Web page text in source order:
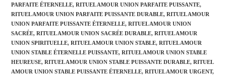
PARFAITE ÉTERNELLE, RITUEL AMOUR UNION PARFAITE PUISSANTE,
RITUEL AMOUR UNION PARFAITE PUISSANTE DURABLE, RITUEL AMOUR
UNION PARFAITE PUISSANTE ÉTERNELLE, RITUEL AMOUR UNION
SACRÉE, RITUEL AMOUR UNION SACRÉE DURABLE, RITUEL AMOUR
UNION SPIRITUELLE, RITUEL AMOUR UNION STABLE, RITUEL AMOUR
UNION STABLE ÉTERNELLE PUISSANTE, RITUEL AMOUR UNION STABLE
HEUREUSE, RITUEL AMOUR UNION STABLE PUISSANTE DURABLE, RITUEL
AMOUR UNION STABLE PUISSANTE ÉTERNELLE, RITUEL AMOUR URGENT,